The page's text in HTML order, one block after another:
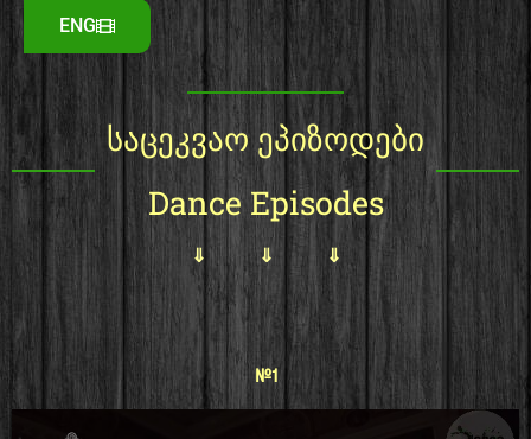
ENG
საცეკვაო ეპიზოდები
Dance Episodes
⇓ ⇓ ⇓
#1